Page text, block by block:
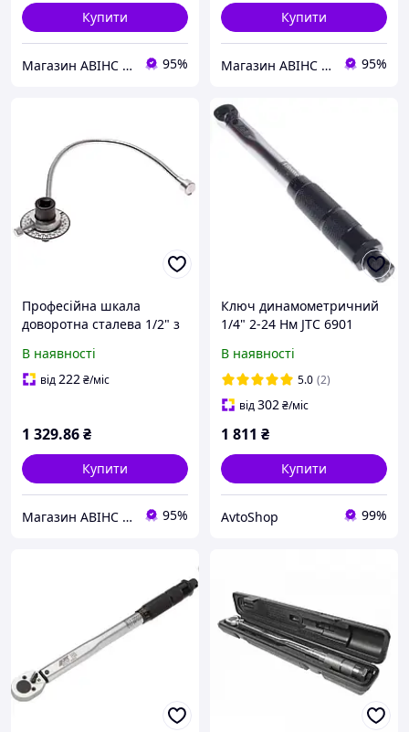
Купити
Магазин АВІНС автоінструмент для СТО 95%
Купити
Магазин АВІНС автоінструмент для СТО 95%
Професійна шкала
доворотна сталева 1/2" з
4613 JTC
В наявності
від222₴/міс
1 329.86₴
Купити
Магазин АВІНС автоінструмент для СТО 95%
Ключ динамометричний
1/4" 2-24 Нм JTC 6901
В наявності
5.0 (2)
від302₴/міс
1 811 ₴
Купити
AvtoShop 99%